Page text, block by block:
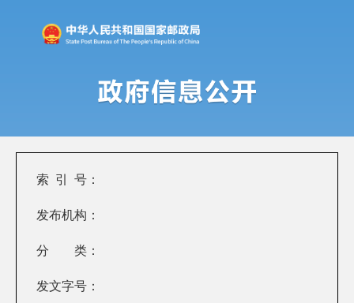
索 引 号：
发布机构：
分 类：
发文字号：